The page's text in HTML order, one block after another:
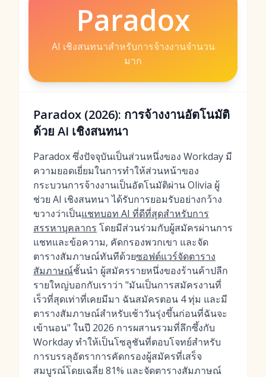
Paradox
AI เชิงสนทนาสำหรับการจ้างงานจำนวน
มาก
Paradox (2026): การจ้างงานอัตโนมัติ
ด้วย AI เชิงสนทนา
Paradox ซึ่งปัจจุบันเป็นส่วนหนึ่งของ Workday มี
ความยอดเยี่ยมในการทำให้ส่วนหน้าของ
กระบวนการจ้างงานเป็นอัตโนมัติผ่าน Olivia ผู้
ช่วย AI เชิงสนทนา ได้รับการยอมรับอย่างกว้าง
ขวางว่าเป็นแชทบอท AI ที่ดีที่สุดสำหรับการ
สรรหาบุคลากร โดยมีส่วนร่วมกับผู้สมัครผ่านการ
แชทและข้อความ, คัดกรองพวกเขา และจัด
ตารางสัมภาษณ์ทันทีด้วยซอฟต์แวร์จัดตาราง
สัมภาษณ์ชั้นนำ ผู้สมัครรายหนึ่งของร้านค้าปลีก
รายใหญ่บอกกับเราว่า "มันเป็นการสมัครงานที่
เร็วที่สุดเท่าที่เคยมีมา ฉันสมัครตอน 4 ทุ่ม และมี
ตารางสัมภาษณ์สำหรับเช้าวันรุ่งขึ้นก่อนที่ฉันจะ
เข้านอน" ในปี 2026 การผสานรวมที่ลึกซึ้งกับ
Workday ทำให้เป็นโซลูชันที่ตอบโจทย์สำหรับ
การบรรลุอัตราการคัดกรองผู้สมัครที่เสร็จ
สมบูรณ์โดยเฉลี่ย 81% และจัดตารางสัมภาษณ์